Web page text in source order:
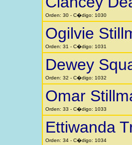
Orden: 30 - C�digo: 1030
Ogilvie
Orden: 31 - C�digo: 1031
Dewey
Orden: 32 - C�digo: 1032
Omar
Orden: 33 - C�digo: 1033
Ettiwanda
Orden: 34 - C�digo: 1034